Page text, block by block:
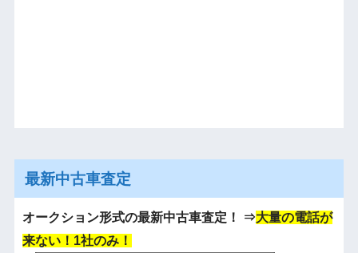
最新中古車査定
オークション形式の最新中古車査定！ ⇒大量の電話が
来ない！1社のみ！